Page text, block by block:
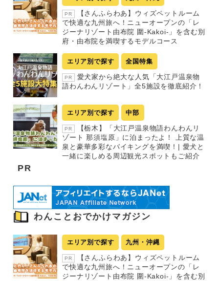
PR
【さんふらわあ】ウィズペットルーム
で快適な九州旅へ！ニューオープンの「レ
ジーナリゾート由布院 圍-Kakoi-」を含む別
府・由布院を満喫するモデルコース
エリア別で探す 全国特集
PR
愛犬家から絶大な人気「大江戸温泉物
語わんわんリゾート」全5施設を徹底紹介！
エリア別で探す 中部
PR
【栃木】「大江戸温泉物語わんわんリ
ゾート 那須塩原」に泊まったよ！ 上質な温
泉と豪華多彩なバイキングを満喫！| 愛犬と
一緒に楽しめる周辺観光スポットもご紹介
PR
わんことおでかけマガジン
エリア別で探す 九州・沖縄
PR
【さんふらわあ】ウィズペットルーム
で快適な九州旅へ！ニューオープンの「レ
ジーナリゾート由布院 圍-Kakoi-」を含む別